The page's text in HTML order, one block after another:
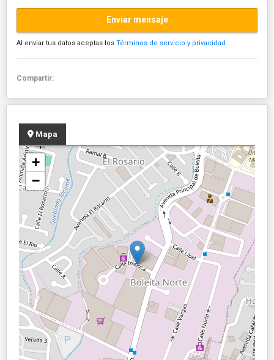
Enviar mensaje
Al enviar tus datos aceptas los Términos de servicio y privacidad
Compartir:
Mapa
+
−